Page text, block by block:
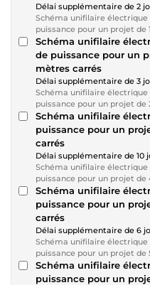
Délai supplémentaire de 2
Schéma unifilaire électrique
puissance pour un projet de
Schéma unifilaire
de puissance pour un
mètres carrés
Délai supplémentaire de 3
Schéma unifilaire électrique
puissance pour un projet
Schéma unifilaire
puissance pour un
carrés
Délai supplémentaire de 10
Schéma unifilaire électrique
puissance pour un projet
Schéma unifilaire
puissance pour un
carrés
Délai supplémentaire de 6
Schéma unifilaire électrique
puissance pour un projet
Schéma unifilaire
puissance pour un